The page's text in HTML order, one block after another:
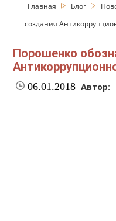
Главная Блог
создания
Порошенко
06.01.2018 Автор: